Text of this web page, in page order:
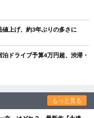
上げ、約3年ぶりの多さに
ドライブ予算4万円超、渋滞・
もっと見る